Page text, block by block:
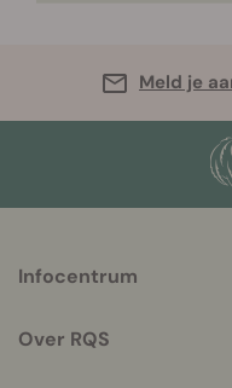
Meld je
helpful
Infocentrum
Over RQS